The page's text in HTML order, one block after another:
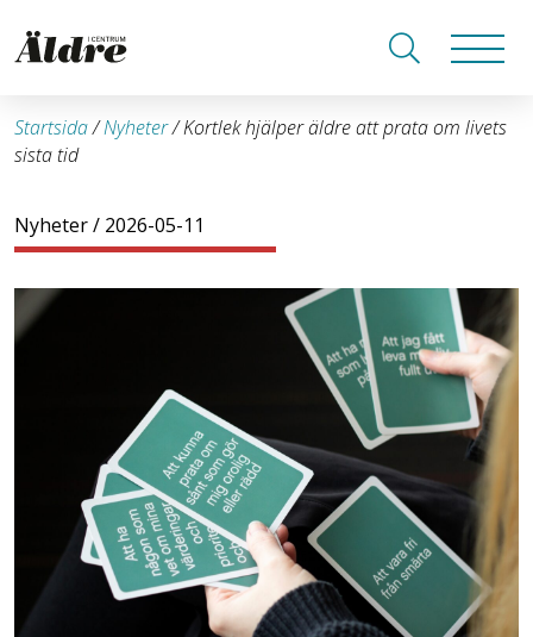
Startsida/Nyheter/Kortlek hjälper äldre att prata om livets
sista tid
Nyheter/ 2026-05-11